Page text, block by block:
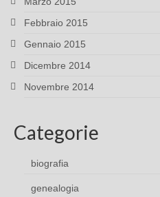
Febbraio 2015
Gennaio 2015
Dicembre 2014
Novembre 2014
Categorie
biografia
genealogia